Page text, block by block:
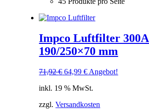
Impco Luftfilter 300A
190/250×70 mm
71,92€ Ursprünglicher
war:
64,99€Aktueller
ist:
Angebot!
inkl. 19 % MwSt.
zzgl.Versandkosten